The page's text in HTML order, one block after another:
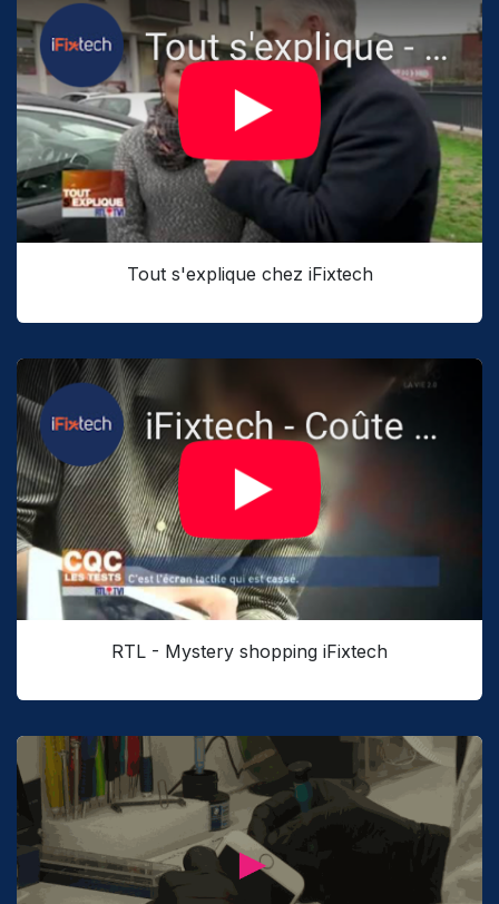
Tout s'explique chez iFixtech
RTL - Mystery shopping iFixtech